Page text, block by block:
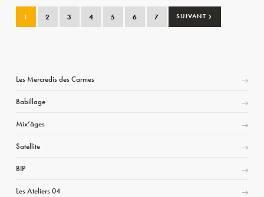
1 2 3 4 5 6 7 SUIVANT ›
Les Mercredis des Carmes
Babillage
Mix’âges
Satellite
BIP
Les Ateliers 04